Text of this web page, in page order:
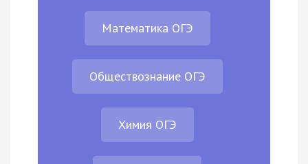
Математика ОГЭ
Обществознание ОГЭ
Химия ОГЭ